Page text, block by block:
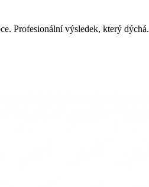
Profesionální výsledek, který dýchá.